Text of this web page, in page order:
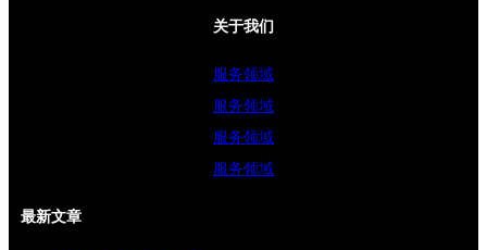
关于我们
服务领域
服务领域
服务领域
服务领域
最新文章